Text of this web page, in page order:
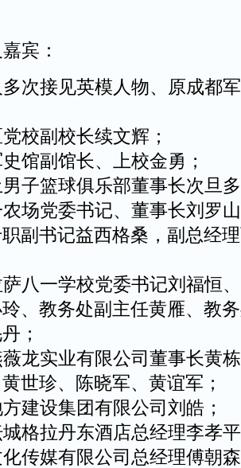
宾：
次接见英模人物、原成都
校副校长续文辉；
馆副馆长、上校金勇；
子篮球俱乐部董事长次旦
场党委书记、董事长刘罗
副书记益西格桑，副总经
八一学校党委书记刘福恒
、教务处副主任黄雁、教
；
龙实业有限公司董事长黄
世珍、陈晓军、黄谊军；
建设集团有限公司刘皓；
格拉丹东酒店总经理李孝
传媒有限公司总经理傅朝